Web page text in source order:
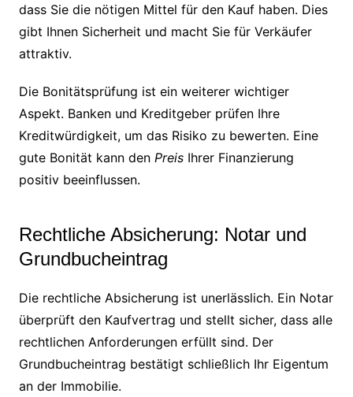
dass Sie die nötigen Mittel für den Kauf haben. Dies
gibt Ihnen Sicherheit und macht Sie für Verkäufer
attraktiv.
Die Bonitätsprüfung ist ein weiterer wichtiger
Aspekt. Banken und Kreditgeber prüfen Ihre
Kreditwürdigkeit, um das Risiko zu bewerten. Eine
gute Bonität kann den PreisIhrer Finanzierung
positiv beeinflussen.
Rechtliche Absicherung: Notar und
Grundbucheintrag
Die rechtliche Absicherung ist unerlässlich. Ein Notar
überprüft den Kaufvertrag und stellt sicher, dass alle
rechtlichen Anforderungen erfüllt sind. Der
Grundbucheintrag bestätigt schließlich Ihr Eigentum
an der Immobilie.